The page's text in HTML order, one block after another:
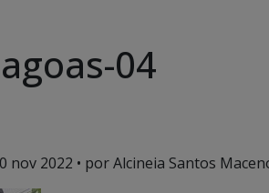
04
nov 2022 • por Alcineia Santos